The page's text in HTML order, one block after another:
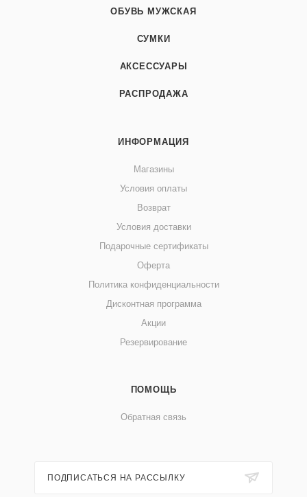
ОБУВЬ МУЖСКАЯ
СУМКИ
АКСЕССУАРЫ
РАСПРОДАЖА
ИНФОРМАЦИЯ
Магазины
Условия оплаты
Возврат
Условия доставки
Подарочные сертификаты
Оферта
Политика конфиденциальности
Дисконтная программа
Акции
Резервирование
ПОМОЩЬ
Обратная связь
ПОДПИСАТЬСЯ НА РАССЫЛКУ